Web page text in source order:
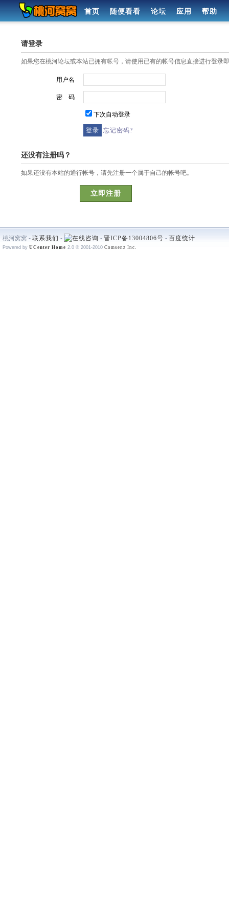
首页 随便看看 论坛 应用 帮助
请登录
如果您在桃河论坛或本站已拥有帐号，请使用已有的帐号信息直接进行登录
用户名
密 码
下次自动登录
忘记密码?
还没有注册吗？
如果还没有本站的通行帐号，请先注册一个属于自己的帐号吧。
立即注册
桃河窝窝 - 联系我们 - - 晋ICP备13004806号 - 百度统计
Powered by UCenter Home 2.0 © 2001-2010 Comsenz Inc.